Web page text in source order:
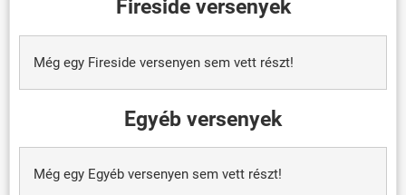
Fireside versenyek
Még egy Fireside versenyen sem vett részt!
Egyéb versenyek
Még egy Egyéb versenyen sem vett részt!